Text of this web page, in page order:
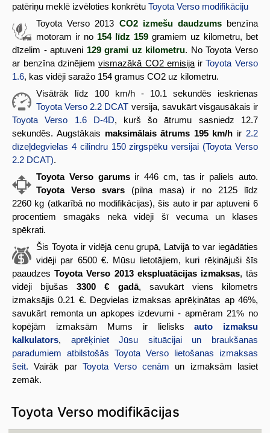
patēriņu meklē izvēloties konkrētuToyota Verso modifikāciju
Toyota Verso 2013 CO2 izmešu daudzumsbenzīna
motoram ir no 154 līdz 159gramiem uz kilometru, bet
dīzelim - aptuveni 129 grami uz kilometru. No Toyota Verso
ar benzīna dzinējiemvismazākā CO2 emisijairToyota Verso
1.6, kas vidēji saražo 154 gramus CO2 uz kilometru.
Visātrāk līdz 100 km/h - 10.1 sekundēs ieskrienas
Toyota Verso 2.2 DCAT versija, savukārt visgausākais ir
Toyota Verso 1.6 D-4D, kurš šo ātrumu sasniedz 12.7
sekundēs. Augstākais maksimālais ātrums 195 km/h ir 2.2
dīzeļdegvielas 4 cilindru 150 zirgspēku versijai (Toyota Verso
2.2 DCAT).
Toyota Verso garumsir 446 cm, tas ir paliels auto.
Toyota Verso svars(pilna masa) ir no 2125 līdz
2260 kg (atkarībā no modifikācijas), šis auto ir par aptuveni 6
procentiem smagāks nekā vidēji šī vecuma un klases
spēkrati.
Šis Toyota ir vidējā cenu grupā, Latvijā to var iegādāties
vidēji par 6500 €. Mūsu lietotājiem, kuri rēķinājuši šīs
paaudzesToyota Verso 2013 ekspluatācijas izmaksas, tās
vidēji bijušas3300 € gadā, savukārt viens kilometrs
izmaksājis 0.21 €. Degvielas izmaksas aprēķinātas ap 46%,
savukārt remonta un apkopes izdevumi - apmēram 21% no
kopējām izmaksām Mums ir lielisksauto izmaksu
kalkulators, aprēķiniet Jūsu situācijai un braukšanas
paradumiem atbilstošās Toyota Verso lietošanas izmaksas
šeit. Vairāk par Toyota Verso cenām un izmaksām lasiet
zemāk.
Toyota Verso modifikācijas